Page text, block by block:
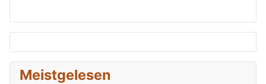
Meistgelesen